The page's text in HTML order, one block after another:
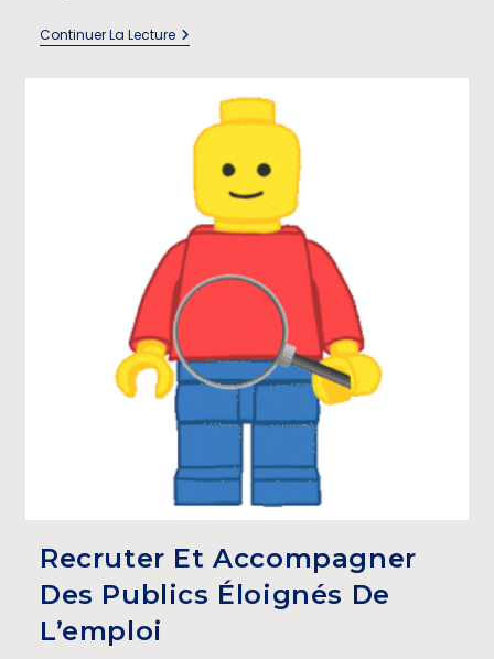
Continuer La Lecture
Recruter Et Accompagner
Des Publics Éloignés De
L’emploi